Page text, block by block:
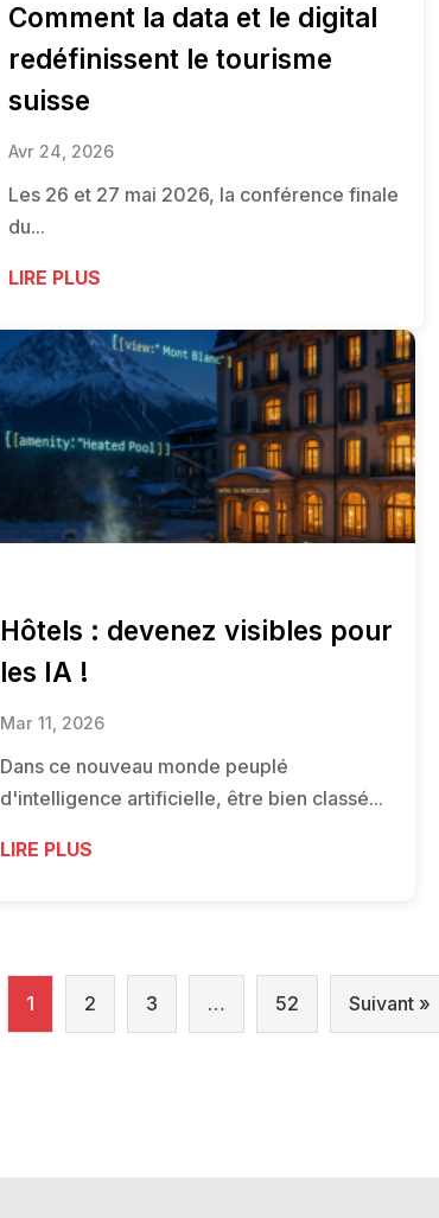
Comment la data et le digital
redéfinissent le tourisme
suisse
Avr 24, 2026
Les 26 et 27 mai 2026, la conférence finale
du...
LIRE PLUS
Hôtels : devenez visibles pour
les IA !
Mar 11, 2026
Dans ce nouveau monde peuplé
d'intelligence artificielle, être bien classé...
LIRE PLUS
1 2 3 … 52 Suivant »